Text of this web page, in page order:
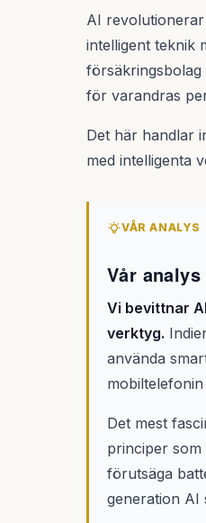
AI
intelligent teknik
försäkringsbolag
för varandras
Det här handlar
med intelligenta
VÅR ANALYS
Vår analys
Vi bevittnar
verktyg.
använda
Det mest
principer
förutsäga
generation AI